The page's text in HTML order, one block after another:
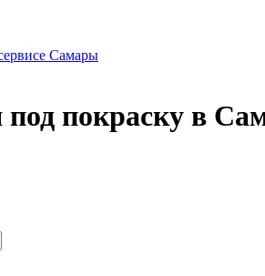
Самары
покраску в